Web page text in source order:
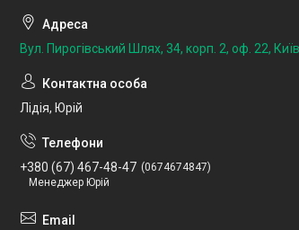
Вул. Пирогівський Шлях, 34, корп. 2, оф. 22,
Лідія, Юрій
+380 (67) 467-48-47
0674674847
Менеджер Юрій